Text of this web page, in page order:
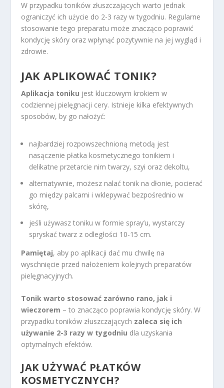
W przypadku toników złuszczających warto jednak
ograniczyć ich użycie do 2-3 razy w tygodniu. Regularne
stosowanie tego preparatu może znacząco poprawić
kondycję skóry oraz wpłynąć pozytywnie na jej wygląd i
zdrowie.
JAK APLIKOWAĆ TONIK?
Aplikacja toniku jest kluczowym krokiem w
codziennej pielęgnacji cery. Istnieje kilka efektywnych
sposobów, by go nałożyć:
najbardziej rozpowszechnioną metodą jest
nasączenie płatka kosmetycznego tonikiem i
delikatne przetarcie nim twarzy, szyi oraz dekoltu,
alternatywnie, możesz nalać tonik na dłonie, pocierać
go między palcami i wklepywać bezpośrednio w
skórę,
jeśli używasz toniku w formie spray’u, wystarczy
spryskać twarz z odległości 10-15 cm.
Pamiętaj, aby po aplikacji dać mu chwilę na
wyschnięcie przed nałożeniem kolejnych preparatów
pielęgnacyjnych.
Tonik warto stosować zarówno rano, jak i
wieczorem – to znacząco poprawia kondycję skóry. W
przypadku toników złuszczających zaleca się ich
używanie 2-3 razy w tygodniu dla uzyskania
optymalnych efektów.
JAK UŻYWAĆ PŁATKÓW
KOSMETYCZNYCH?